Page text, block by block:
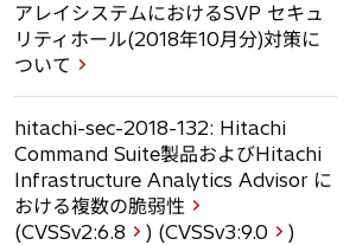
アレイシステムにおけるSVP セキュ
リティホール(2018年10月分)対策に
ついて
hitachi-sec-2018-132: Hitachi
Command Suite製品およびHitachi
Infrastructure Analytics Advisor に
おける複数の脆弱性
(CVSSv2:6.8 ) (CVSSv3:9.0 )